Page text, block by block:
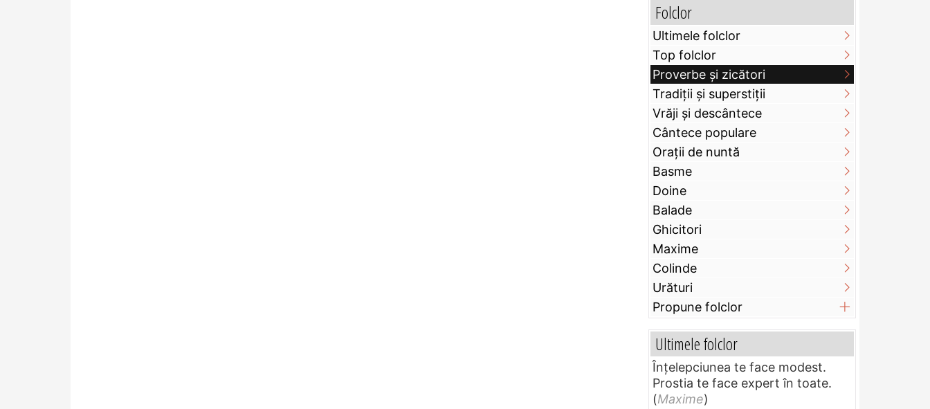
Folclor
Ultimele folclor
Top folclor
Proverbe și zicători
Tradiții și superstiții
Vrăji și descântece
Cântece populare
Orații de nuntă
Basme
Doine
Balade
Ghicitori
Maxime
Colinde
Urături
Propune folclor
Ultimele folclor
Înțelepciunea te face modest.
Prostia te face expert în toate.
(Maxime)